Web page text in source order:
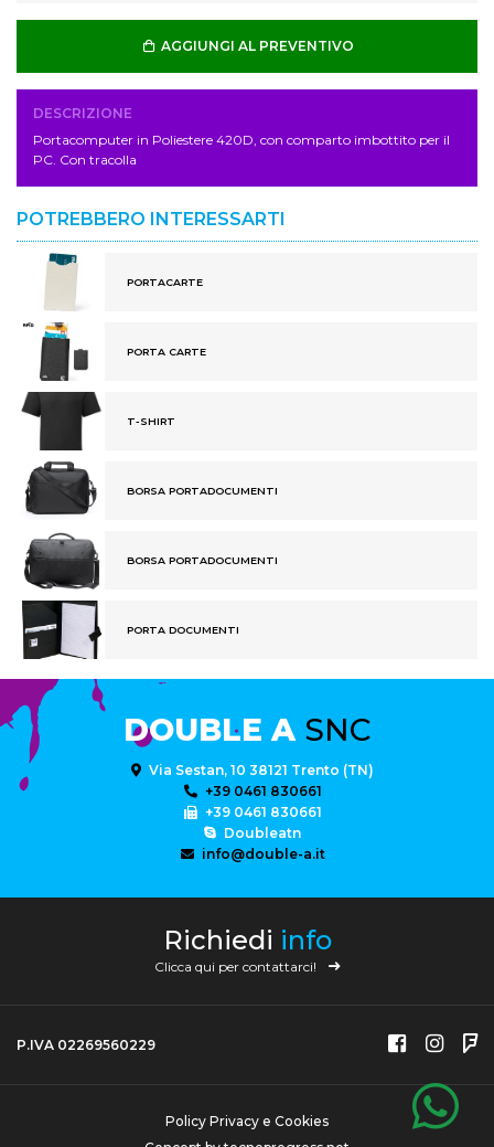
AGGIUNGI AL PREVENTIVO
DESCRIZIONE
Portacomputer in Poliestere 420D, con comparto imbottito per il
PC. Con tracolla
POTREBBERO INTERESSARTI
PORTACARTE
PORTA CARTE
T-SHIRT
BORSA PORTADOCUMENTI
BORSA PORTADOCUMENTI
PORTA DOCUMENTI
DOUBLE A SNC
Via Sestan, 10 38121 Trento (TN)
+39 0461 830661
+39 0461 830661
Doubleatn
info@double-a.it
Richiedi info
Clicca qui per contattarci!
P.IVA 02269560229
Policy Privacy e Cookies